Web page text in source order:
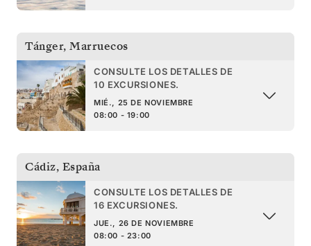
Tánger, Marruecos
CONSULTE LOS DETALLES DE
10 EXCURSIONES.
MIÉ., 25 DE NOVIEMBRE
08:00 - 19:00
Cádiz, España
CONSULTE LOS DETALLES DE
16 EXCURSIONES.
JUE., 26 DE NOVIEMBRE
08:00 - 23:00